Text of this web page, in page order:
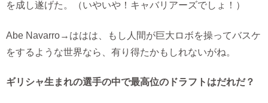
を成し遂げた。（いやいや！キャバリアーズでしょ！）
Abe Navarro→ははは、もし人間が巨大ロボを操ってバスケ
をするような世界なら、有り得たかもしれないがね。
ギリシャ生まれの選手の中で最高位のドラフトはだれだ？